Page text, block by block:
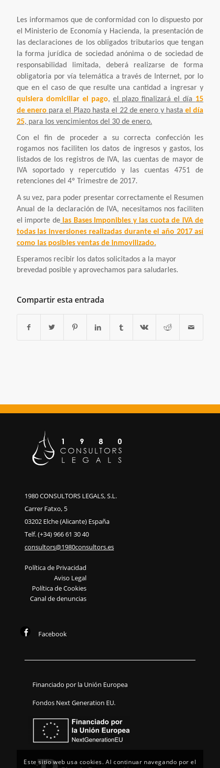
Les informamos que de conformidad con lo dispuesto por
el Ministerio de Economía y Hacienda, la presentación de
las declaraciones de los obligados tributarios que tengan
la forma jurídica de sociedad anónima o de sociedad de
responsabilidad limitada, deberá realizarse de forma
obligatoria por vía telemática a través de Internet, por lo
que en el caso de que resulte una cantidad a ingresar y
quisiera domiciliar el pago, el plazo finalizará el día 15
de enero para el Plazo hasta el 22 de enero y hastael día
25, para los vencimientos del 30 de enero.
Con el fin de proceder a su correcta confección les
rogamos nos faciliten los datos de ingresos y gastos, los
listados de los registros de IVA, las cuentas de mayor de
IVA soportado y repercutido y las cuentas 4751 de
retenciones del 4º Trimestre de 2017.
A su vez, para poder presentar correctamente el Resumen
Anual de la declaración de IVA, necesitamos nos faciliten
el importe de las Bases Imponibles y las cuota de IVA de
todas las inversiones realizadas durante el año 2017 así
como las posibles ventas de inmovilizado.
Esperamos recibir los datos solicitados a la mayor
brevedad posible y aprovechamos para saludarles.
Compartir esta entrada
Este sitio web usa cookies. Al continuar navegando por el
1980 CONSULTORS LEGALS, S.L.
Carrer Fatxo, 5
03202 Elche (Alicante) España
Telf. (+34) 966 61 30 40
consultors@1980consultors.es
Política de Privacidad
Aviso Legal
Política de Cookies
Canal de denuncias
Facebook
Financiado por la Unión Europea
Fondos Next Generation EU.